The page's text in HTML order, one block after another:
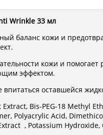
Wrinkle 33 мл
баланс кожи и
кожи и помогает
эффектом.
оставшейся
Bis-PEG-18 Methyl
Polyacrylic Acid,
, Potassium Hydroxide,